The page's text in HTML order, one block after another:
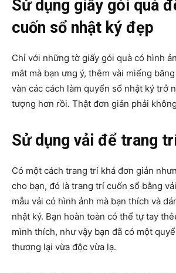
Sử dụng giấy gói quà
cuốn sổ nhật ký đẹp
Chỉ với những tờ giấy gói quà có hình
mắt mà bạn ưng ý, thêm vài miếng
vàn các cách làm quyển sổ nhật ký trở
tượng hơn rồi. Thật đơn giản phải
Sử dụng vải để trang
Có một cách trang trí khá đơn giản
cho bạn, đó là trang trí cuốn sổ bằng
mẫu vải có hình ảnh mà bạn thích và
nhật ký. Bạn hoàn toàn có thể tự tay
mình thích, như vậy bạn đã có một
thương lại vừa độc vừa lạ.